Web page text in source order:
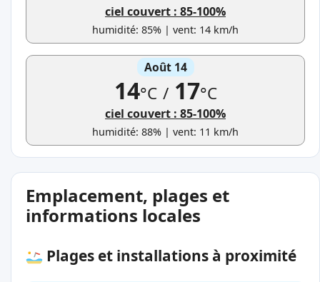
ciel couvert : 85-100%
humidité: 85% | vent: 14 km/h
Août 14
14°C /17°C
ciel couvert : 85-100%
humidité: 88% | vent: 11 km/h
Emplacement, plages et
informations locales
Plages et installations à proximité